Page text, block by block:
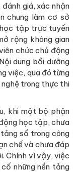
giá, xác nhận
chung làm cơ sở
học tập trực tuyến
rộng không gian
chức chủ động
dung bồi dưỡng
việc, qua đó từng
nghệ trong thực thi
khi một bộ phận
học tập, chưa
số trong công
chế và chưa đáp
Chính vì vậy, việc
những nền tảng